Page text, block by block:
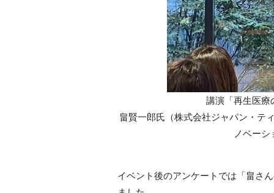
講演「再生医療
畠賢一郎氏（株式会社ジャパン・テ
ノベー
イベント後のアンケートでは「畠さ